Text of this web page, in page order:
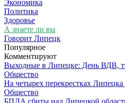
Экономика
Политика
Здоровье
А знаете ли вы
Говорит Липецк
Популярное
Комментируют
Выходные в Липецке: День ВДВ,
Общество
На четырех перекрестках
Общество
БПЛА сбиты над Липецкой